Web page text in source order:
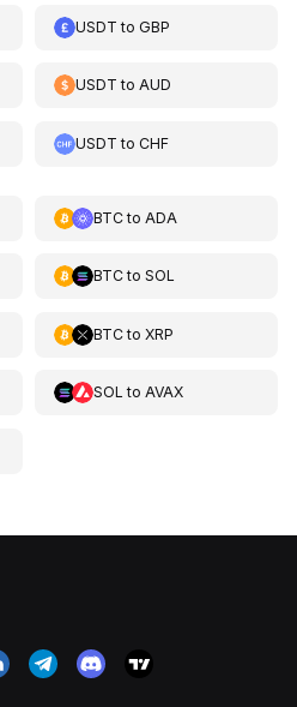
USDT toGBP
USDT toAUD
USDT toCHF
BTCto ADA
BTCto SOL
BTCto XRP
SOL to AVAX